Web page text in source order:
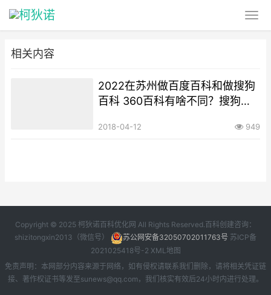
相关内容
2022在苏州做百度百科和做搜狗
百科 360百科有啥不同？搜狗百
2018-04-12 949
Copyright © 2025 柯狄诺百科优化网 All Rights Reserved.百科创建咨询：
shizitongxin2013（微信号）
苏公网安备32050702011763号 苏ICP备
2021025418号-2 XML地图
免责声明：本网部分内容来源于网络，如有侵权请联系我们删除，请将相关凭证链
接、著作权证书等发至sunews@qq.com，我们核实有效后24小时内进行处理。